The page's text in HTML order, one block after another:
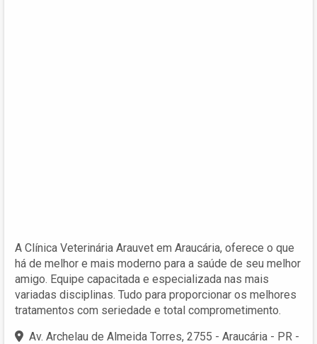
A Clínica Veterinária Arauvet em Araucária, oferece o que
há de melhor e mais moderno para a saúde de seu melhor
amigo. Equipe capacitada e especializada nas mais
variadas disciplinas. Tudo para proporcionar os melhores
tratamentos com seriedade e total comprometimento.
Av. Archelau de Almeida Torres, 2755 - Araucária - PR -